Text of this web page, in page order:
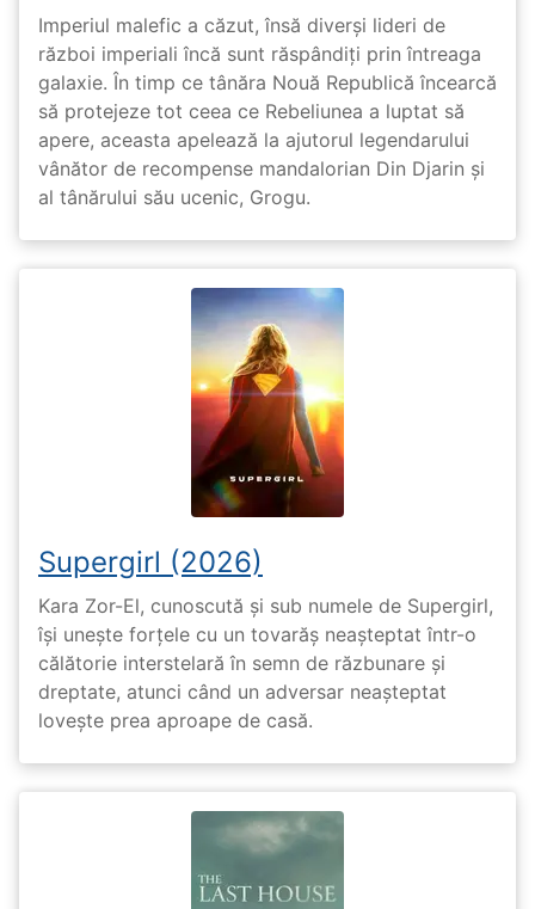
Imperiul malefic a căzut, însă diverși lideri de
război imperiali încă sunt răspândiți prin întreaga
galaxie. În timp ce tânăra Nouă Republică încearcă
să protejeze tot ceea ce Rebeliunea a luptat să
apere, aceasta apelează la ajutorul legendarului
vânător de recompense mandalorian Din Djarin și
al tânărului său ucenic, Grogu.
Supergirl (2026)
Kara Zor-El, cunoscută și sub numele de Supergirl,
își unește forțele cu un tovarăș neașteptat într-o
călătorie interstelară în semn de răzbunare și
dreptate, atunci când un adversar neașteptat
lovește prea aproape de casă.